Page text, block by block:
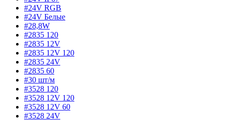
#24V RGB
#24V Белые
#28,8W
#2835 120
#2835 12V
#2835 12V 120
#2835 24V
#2835 60
#30 шт/м
#3528 120
#3528 12V 120
#3528 12V 60
#3528 24V